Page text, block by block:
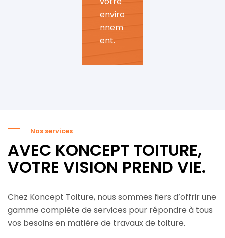
enviro
nnem
ent.
Nos services
AVEC KONCEPT TOITURE,
VOTRE VISION PREND VIE.
Chez Koncept Toiture, nous sommes fiers d’offrir une
gamme complète de services pour répondre à tous
vos besoins en matière de travaux de toiture.